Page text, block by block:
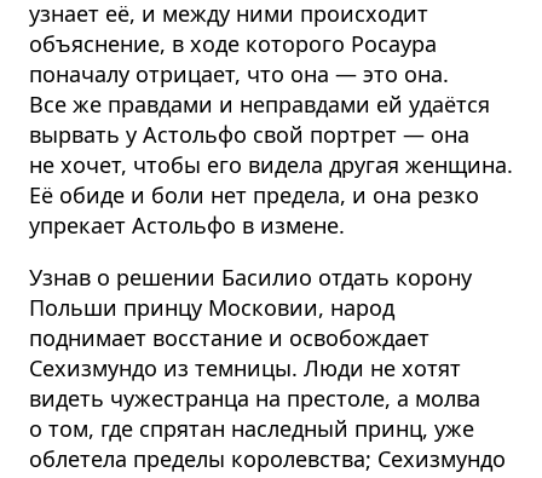
узнает её, и между ними происходит
объяснение, в ходе которого Росаура
поначалу отрицает, что она — это она.
Все же правдами и неправдами ей удаётся
вырвать у Астольфо свой портрет — она
не хочет, чтобы его видела другая женщина.
Её обиде и боли нет предела, и она резко
упрекает Астольфо в измене.
Узнав о решении Басилио отдать корону
Польши принцу Московии, народ
поднимает восстание и освобождает
Сехизмундо из темницы. Люди не хотят
видеть чужестранца на престоле, а молва
о том, где спрятан наследный принц, уже
облетела пределы королевства; Сехизмундо